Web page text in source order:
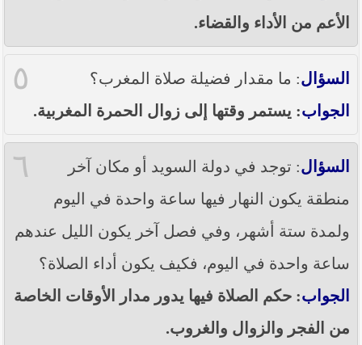
الأعم من الأداء والقضاء.
٥ السؤال: ما مقدار فضيلة صلاة المغرب؟
الجواب: يستمر وقتها إلى زوال الحمرة المغربية.
٦ السؤال: توجد في دولة السويد أو مكان آخر
منطقة يكون النهار فيها ساعة واحدة في اليوم
ولمدة ستة أشهر، وفي فصل آخر يكون الليل عندهم
ساعة واحدة في اليوم، فكيف يكون أداء الصلاة؟
الجواب: حكم الصلاة فيها يدور مدار الأوقات الخاصة
من الفجر والزوال والغروب.